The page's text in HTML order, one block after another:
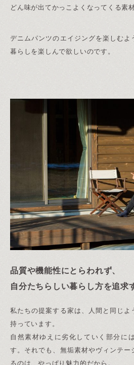
どん味が出てかっこよくなってくる素
デニムパンツのエイジングを楽しむよ
暮らしを楽しんで欲しいのです。
品質や機能性にとらわれず、
自分たちらしい暮らし方を追求
私たちの提案する家は、人間と同じよ
持っています。
自然素材ゆえに劣化していく部分に
す。それでも、無垢素材やヴィンテー
るのは、やっぱり魅力的だから。